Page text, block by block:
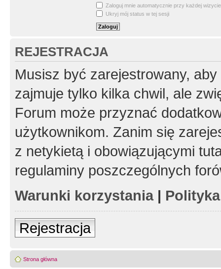
Zaloguj mnie automatycznie przy każdej wizycie
Ukryj mój status w tej sesji
REJESTRACJA
Musisz być zarejestrowany,
zajmuje tylko kilka chwil, ale
Forum może przyznać
użytkownikom. Zanim się
z netykietą i obowiązującymi
regulaminy poszczególnych
Warunki korzystania|
Rejestracja
Strona główna